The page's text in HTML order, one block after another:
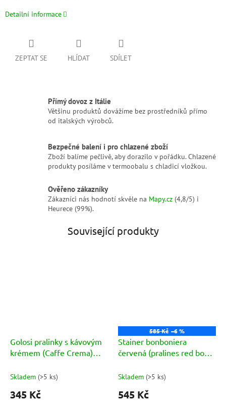
Detailní informace
ZEPTAT SE HLÍDAT SDÍLET
Přímý dovoz z Itálie
Většinu produktů dovážíme bez prostředníků přímo
od italských výrobců.
Bezpečné balení i pro chlazené zboží
Zboží balíme pečlivě, aby dorazilo v pořádku. Chlazené
produkty posíláme v termoobalu s chladicí vložkou.
Ověřeno zákazníky
Zákazníci nás hodnotí skvěle na Mapy.cz (4,8/5) i
Heurece (99%).
Související produkty
Golosi pralinky s kávovým
krémem (Caffe Crema)
Skladem (>5 ks)
345 Kč
585 Kč –6 %
Stainer bonboniera
červená (pralines red box)
Skladem (>5 ks)
545 Kč